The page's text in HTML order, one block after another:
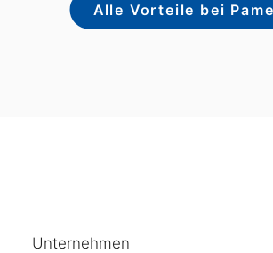
Alle Vorteile bei
Unternehmen